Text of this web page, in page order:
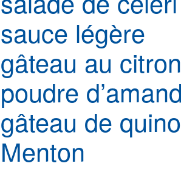
sauce légère
gâteau au
poudre
gâteau de
Menton